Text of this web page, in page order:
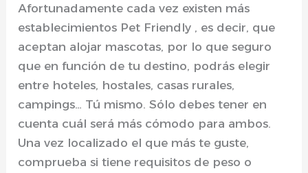
Afortunadamente cada vez existen más
establecimientos Pet Friendly , es decir, que
aceptan alojar mascotas, por lo que seguro
que en función de tu destino, podrás elegir
entre hoteles, hostales, casas rurales,
campings… Tú mismo. Sólo debes tener en
cuenta cuál será más cómodo para ambos.
Una vez localizado el que más te guste,
comprueba si tiene requisitos de peso o